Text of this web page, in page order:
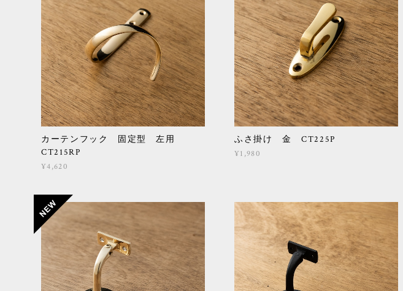
カーテンフック 固定型 左用
CT215RP
¥4,620
ふさ掛け 金 CT225P
¥1,980